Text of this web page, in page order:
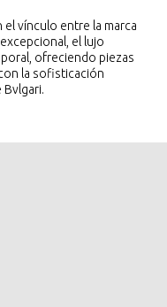
vínculo entre la marca
el lujo
ofreciendo piezas
la sofisticación